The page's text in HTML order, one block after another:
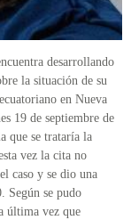
desarrollando
la situación de su
en Nueva
19 de septiembre de
que se trataría la
vez la cita no
caso y se dio una
Según se pudo
última vez que